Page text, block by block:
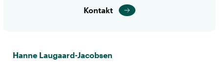
Kontakt
Hanne Laugaard-Jacobsen